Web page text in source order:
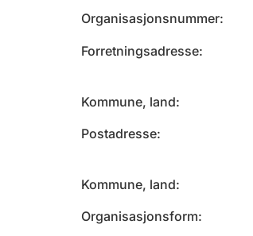
Organisasjonsnummer
Forretningsadresse
Kommune, land
Postadresse
Kommune, land
Organisasjonsform